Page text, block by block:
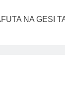
NA GESI